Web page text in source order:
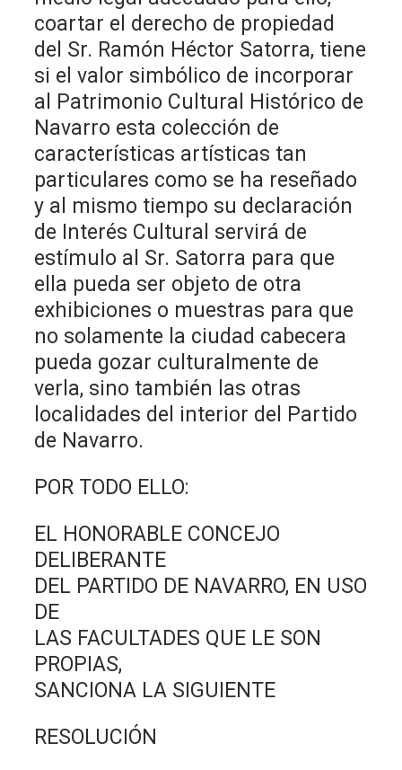
coartar el derecho de propiedad
del Sr. Ramón Héctor Satorra, tiene
si el valor simbólico de incorporar
al Patrimonio Cultural Histórico de
Navarro esta colección de
características artísticas tan
particulares como se ha reseñado
y al mismo tiempo su declaración
de Interés Cultural servirá de
estímulo al Sr. Satorra para que
ella pueda ser objeto de otra
exhibiciones o muestras para que
no solamente la ciudad cabecera
pueda gozar culturalmente de
verla, sino también las otras
localidades del interior del Partido
de Navarro.
POR TODO ELLO:
EL HONORABLE CONCEJO
DELIBERANTE
DEL PARTIDO DE NAVARRO, EN USO
DE
LAS FACULTADES QUE LE SON
PROPIAS,
SANCIONA LA SIGUIENTE
RESOLUCIÓN